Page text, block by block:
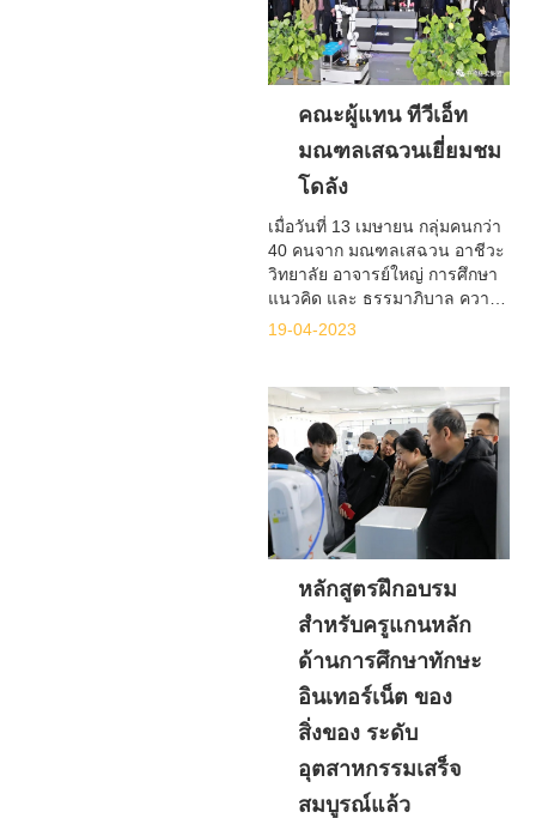
คณะผู้แทน ทีวีเอ็ท
มณฑลเสฉวนเยี่ยมชม
โดลัง
เมื่อวันที่ 13 เมษายน กลุ่มคนกว่า
40 คนจาก มณฑลเสฉวน อาชีวะ
วิทยาลัย อาจารย์ใหญ่ การศึกษา
แนวคิด และ ธรรมาภิบาล ความ
สามารถ การปรับปรุง คอร์ส นำ
ผู้ใหญ่ การศึกษา สมาคม มาที่
บริษัทของเราเพื่อแลกเปลี่ยน
แนวคิดและออกแบบ โซลูชั่น
ล่าสุดสำหรับอาชีวศึกษา
19-04-2023
หลักสูตรฝึกอบรม
สำหรับครูแกนหลัก
ด้านการศึกษาทักษะ
อินเทอร์เน็ต ของ
สิ่งของ ระดับ
อุตสาหกรรมเสร็จ
สมบูรณ์แล้ว